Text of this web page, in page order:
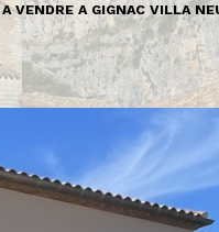
A VENDRE A GIGNAC VILLA